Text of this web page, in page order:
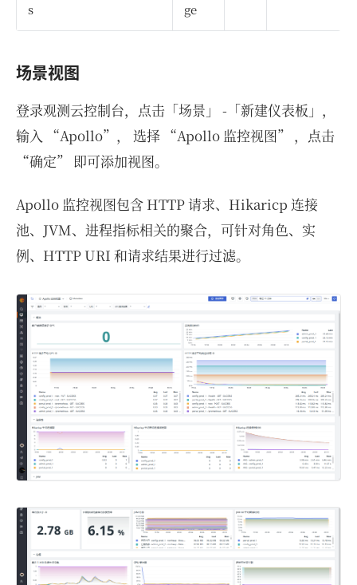
s
ge
场景视图
登录观测云控制台，点击「场景」 -「新建仪表板」，
输入 “Apollo”， 选择 “Apollo 监控视图” ，点击
“确定” 即可添加视图。
Apollo 监控视图包含 HTTP 请求、Hikaricp 连接
池、JVM、进程指标相关的聚合，可针对角色、实
例、HTTP URI 和请求结果进行过滤。